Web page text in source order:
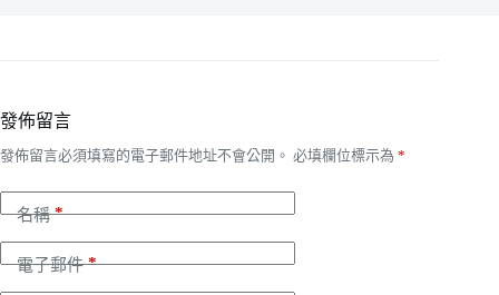
發佈留言
發佈留言必須填寫的電子郵件地址不會公開。 必填欄位標示為 *
名稱*
電子郵件*